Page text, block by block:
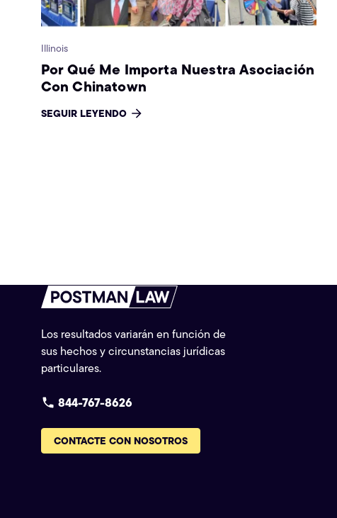
Illinois
Por Qué Me Importa Nuestra Asociación
Con Chinatown
SEGUIR LEYENDO
Los resultados variarán en función de
sus hechos y circunstancias jurídicas
particulares.
844-767-8626
CONTACTE CON NOSOTROS